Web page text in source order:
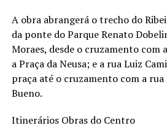
A obra abrangerá o trecho do
da ponte do Parque Renato
Moraes, desde o cruzamento com
a Praça da Neusa; e a rua Luiz
praça até o cruzamento com a
Bueno.
Itinerários Obras do Centro